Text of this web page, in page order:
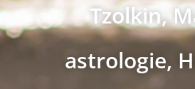
Tzolkin,
astrologie,